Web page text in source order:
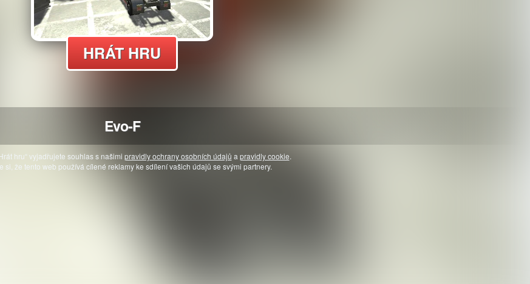
HRÁT HRU
Evo-F
hru“ vyjadřujete souhlas s našimi pravidly ochrany osobních údajů a pravidly cookie.
si, že tento web používá cílené reklamy ke sdílení vašich údajů se svými partnery.